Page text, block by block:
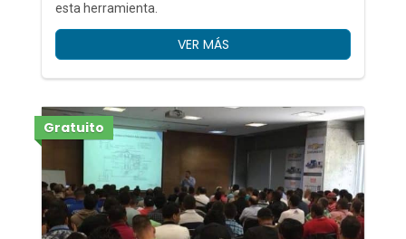
esta herramienta.
VER MÁS
Gratuito